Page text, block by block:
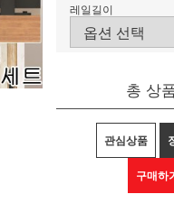
레일길이
총 상
관심상품
구매하